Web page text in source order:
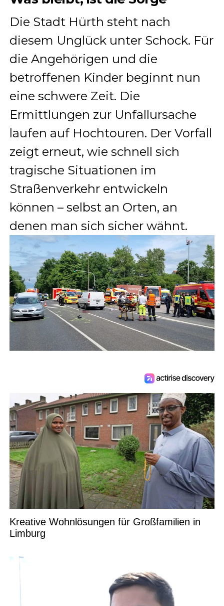
Die Stadt Hürth steht nach
diesem Unglück unter Schock. Für
die Angehörigen und die
betroffenen Kinder beginnt nun
eine schwere Zeit. Die
Ermittlungen zur Unfallursache
laufen auf Hochtouren. Der Vorfall
zeigt erneut, wie schnell sich
tragische Situationen im
Straßenverkehr entwickeln
können – selbst an Orten, an
denen man sich sicher wähnt.
Kreative Wohnlösungen für Großfamilien in
Limburg